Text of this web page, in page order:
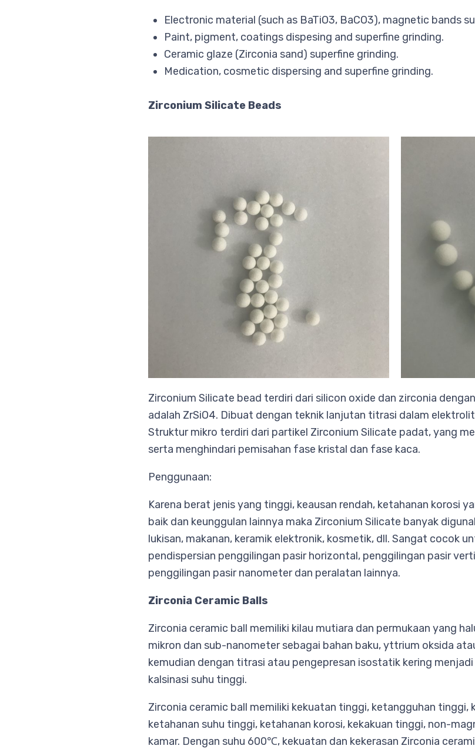
Electronic material (such as BaTiO3, BaCO3), magnetic bands
Paint, pigment, coatings dispesing and superfine grinding.
Ceramic glaze (Zirconia sand) superfine grinding.
Medication, cosmetic dispersing and superfine grinding.
Zirconium Silicate Beads
Zirconium Silicate bead terdiri dari silicon oxide dan zirconia
adalah ZrSiO4. Dibuat dengan teknik lanjutan titrasi dalam
Struktur mikro terdiri dari partikel Zirconium Silicate padat, yang
serta menghindari pemisahan fase kristal dan fase kaca.
Penggunaan:
Karena berat jenis yang tinggi, keausan rendah, ketahanan korosi
baik dan keunggulan lainnya maka Zirconium Silicate banyak
lukisan, makanan, keramik elektronik, kosmetik, dll. Sangat cocok
pendispersian penggilingan pasir horizontal, penggilingan pasir
penggilingan pasir nanometer dan peralatan lainnya.
Zirconia Ceramic Balls
Zirconia ceramic ball memiliki kilau mutiara dan permukaan yang
mikron dan sub-nanometer sebagai bahan baku, yttrium oksida
kemudian dengan titrasi atau pengepresan isostatik kering
kalsinasi suhu tinggi.
Zirconia ceramic ball memiliki kekuatan tinggi, ketangguhan tinggi,
ketahanan suhu tinggi, ketahanan korosi, kekakuan tinggi, non-
kamar. Dengan suhu 600℃, kekuatan dan kekerasan Zirconia